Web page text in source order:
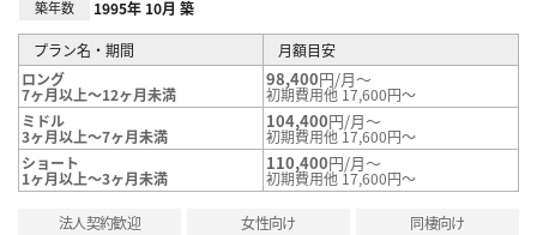
築年数 1995年 10月 築
プラン名・期間
月額目安
ロング
7ヶ月以上～12ヶ月未満
98,400円/月～
初期費用他 17,600円～
ミドル
3ヶ月以上～7ヶ月未満
104,400円/月～
初期費用他 17,600円～
ショート
1ヶ月以上～3ヶ月未満
110,400円/月～
初期費用他 17,600円～
法人契約歓迎 女性向け
同棲向け